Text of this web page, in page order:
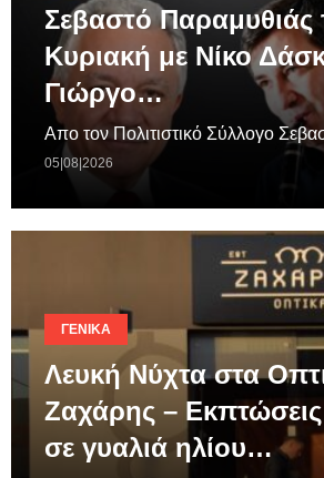
Σεβαστό Παραμυθιάς
Κυριακή με Νίκο
Γιώργο…
Απο τον Πολιτιστικό Σύλλογο
05|08|2026
ΓΕΝΙΚΆ
Λευκή Νύχτα στα
Ζαχάρης –
σε γυαλιά ηλίου…